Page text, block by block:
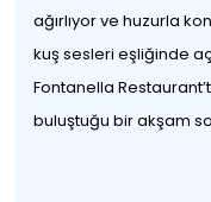
ağırlıyor ve huzurla
kuş sesleri eşliğinde
Fontanella
buluştuğu bir akşam